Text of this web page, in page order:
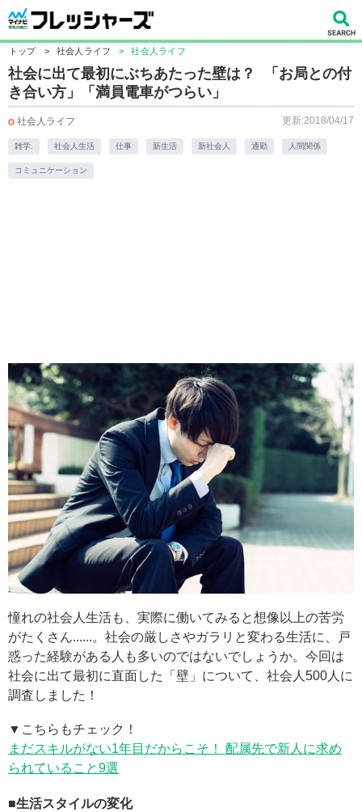
トップ > 社会人ライフ > 社会人ライフ
社会に出て最初にぶちあたった壁は？ 「お局との付
き合い方」「満員電車がつらい」
社会人ライフ 更新:2018/04/17
雑学. 社会人生活 仕事 新生活 新社会人 通勤 人間関係
コミュニケーション
憧れの社会人生活も、実際に働いてみると想像以上の苦労
がたくさん......。社会の厳しさやガラリと変わる生活に、戸
惑った経験がある人も多いのではないでしょうか。今回は
社会に出て最初に直面した「壁」について、社会人500人に
調査しました！
▼こちらもチェック！
まだスキルがない1年目だからこそ！ 配属先で新人に求め
られていること9選
■生活スタイルの変化